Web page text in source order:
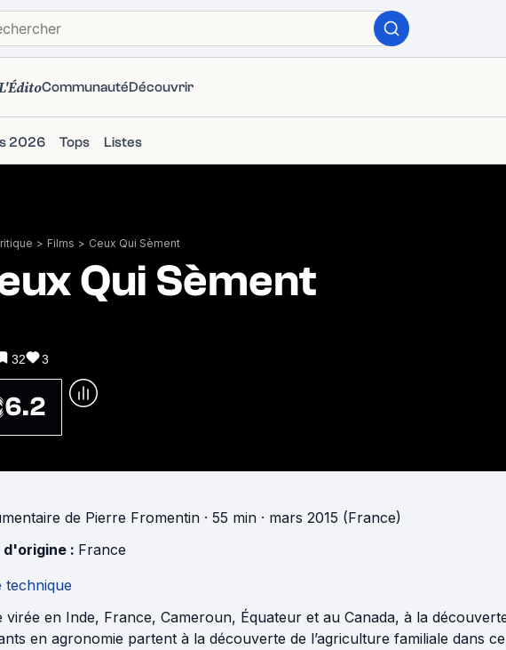
CommunautéDécouvrir
2026 Tops Listes
> Films > Ceux Qui Sèment
Qui Sèment
32 3
6.2
de Pierre Fromentin · 55 min · mars 2015 (France)
d'origine : France
technique
virée en Inde, France, Cameroun, Équateur et au Canada, à la
en agronomie partent à la découverte de l’agriculture familiale dans